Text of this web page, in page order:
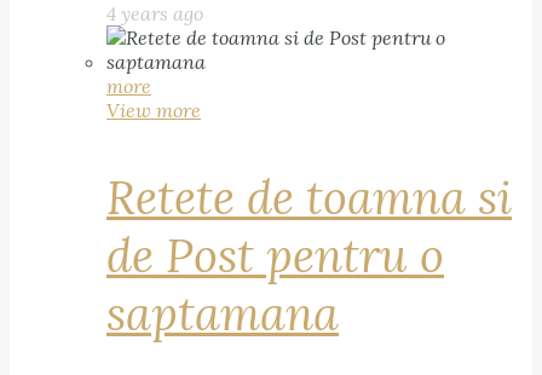
4 years ago
more
View more
Retete de toamna si
de Post pentru o
saptamana